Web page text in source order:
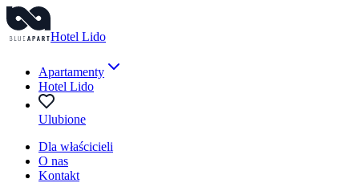
Hotel Lido
Apartamenty
Hotel Lido
Ulubione
Dla właścicieli
O nas
Kontakt